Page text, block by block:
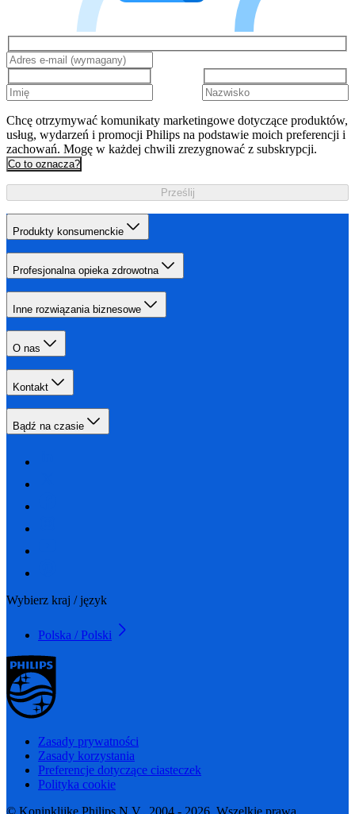
Chcę otrzymywać komunikaty marketingowe dotyczące produktów,
usług, wydarzeń i promocji Philips na podstawie moich preferencji i
zachowań. Mogę w każdej chwili zrezygnować z subskrypcji.
Co to oznacza?
Prześlij
Produkty konsumenckie
Profesjonalna opieka zdrowotna
Inne rozwiązania biznesowe
O nas
Kontakt
Bądź na czasie
Wybierz kraj / język
Polska / Polski
Zasady prywatności
Zasady korzystania
Preferencje dotyczące ciasteczek
Polityka cookie
© Koninklijke Philips N.V., 2004 - 2026. Wszelkie prawa